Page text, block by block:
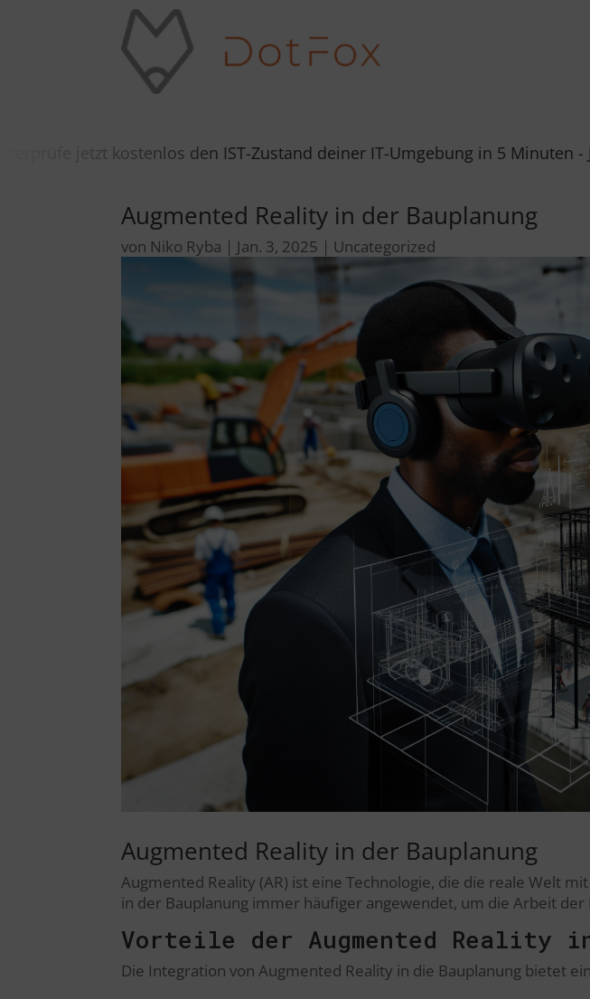
den IST-Zustand deiner IT-Umgebung in 5 Minuten - JETZT
Augmented Reality in der Bauplanung
von Niko Ryba | Jan. 3, 2025 | Uncategorized
Augmented Reality in der Bauplanung
Augmented Reality (AR) ist eine Technologie, die die reale Welt
in der Bauplanung immer häufiger angewendet, um die Arbeit
Vorteile der Augmented Reality
Die Integration von Augmented Reality in die Bauplanung bietet